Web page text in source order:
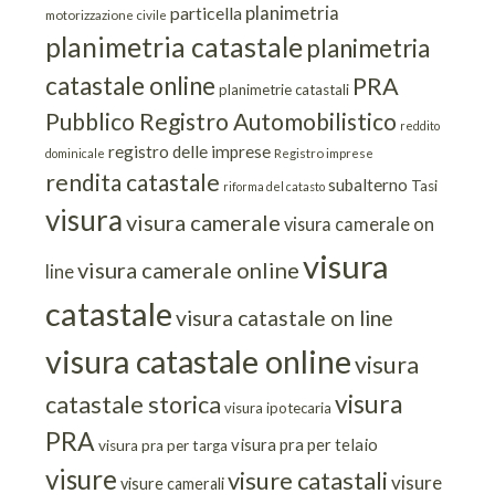
motorizzazione civile particella planimetria
planimetria catastaleplanimetria
catastale online planimetrie catastali PRA
Pubblico Registro Automobilistico reddito
dominicale registro delle imprese Registro imprese
rendita catastale riforma del catasto subalterno Tasi
visuravisura camerale visura camerale on
linevisura camerale onlinevisura
catastalevisura catastale on line
visura catastale onlinevisura
catastale storica visura ipotecaria visura
PRA visura pra per targa visura pra per telaio
visure visure cameralivisure catastali visure